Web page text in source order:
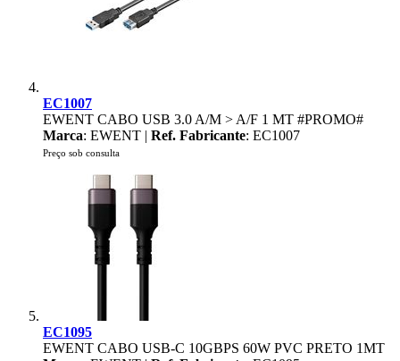
EC1007
EWENT CABO USB 3.0 A/M > A/F 1 MT #PROMO#
Marca: EWENT | Ref. Fabricante: EC1007
Preço sob consulta
EC1095
EWENT CABO USB-C 10GBPS 60W PVC PRETO 1MT